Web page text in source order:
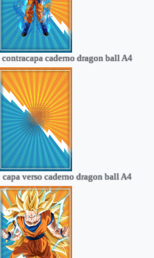
contracapa caderno dragon ball A4
capa verso caderno dragon ball A4